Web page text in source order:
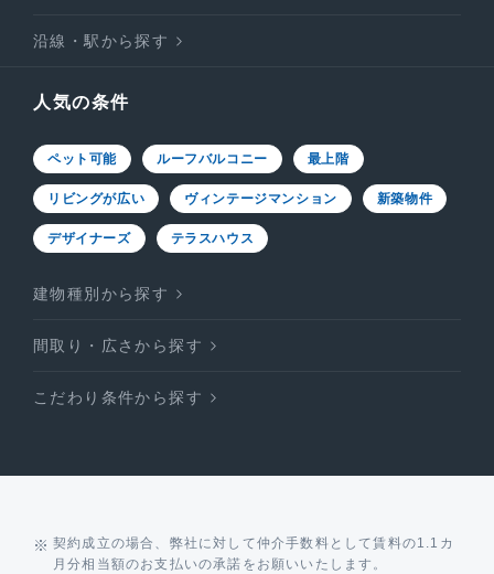
沿線・駅から探す
人気の条件
ペット可能 ルーフバルコニー 最上階
リビングが広い ヴィンテージマンション 新築物件
デザイナーズ テラスハウス
建物種別から探す
間取り・広さから探す
こだわり条件から探す
契約成立の場合、弊社に対して仲介手数料として賃料の1.1カ
月分相当額のお支払いの承諾をお願いいたします。